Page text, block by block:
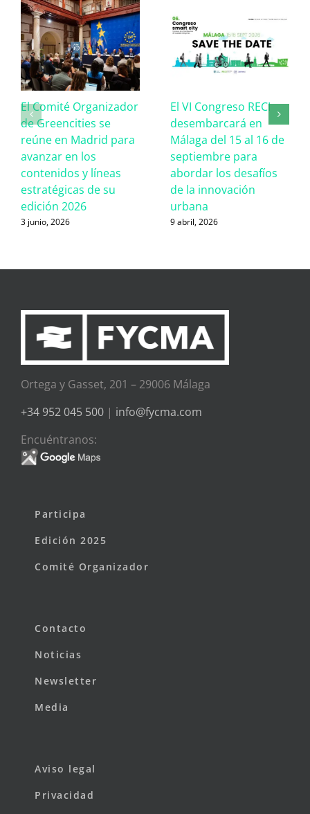
El Comité Organizador
de Greencities se
reúne en Madrid para
avanzar en los
contenidos y líneas
estratégicas de su
edición 2026
3 junio, 2026
El VI Congreso RECI
desembarcará en
Málaga del 15 al 16 de
septiembre para
abordar los desafíos
de la innovación
urbana
9 abril, 2026
Ortega y Gasset, 201 – 29006 Málaga
+34 952 045 500 | info@fycma.com
Encuéntranos:
Participa
Edición 2025
Comité Organizador
Contacto
Noticias
Newsletter
Media
Aviso legal
Privacidad